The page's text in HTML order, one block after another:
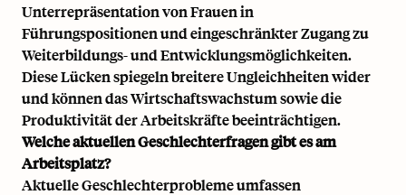
Unterrepräsentation von Frauen in
Führungspositionen und eingeschränkter Zugang zu
Weiterbildungs- und Entwicklungsmöglichkeiten.
Diese Lücken spiegeln breitere Ungleichheiten wider
und können das Wirtschaftswachstum sowie die
Produktivität der Arbeitskräfte beeinträchtigen.
Welche aktuellen Geschlechterfragen gibt es am
Arbeitsplatz?
Aktuelle Geschlechterprobleme umfassen